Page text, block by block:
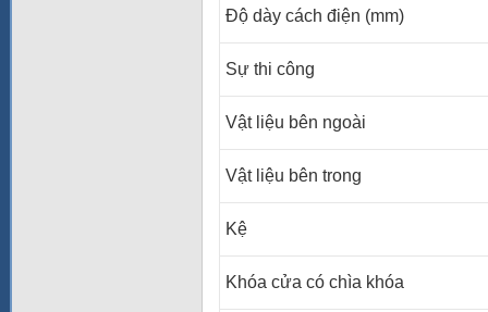
Độ dày cách điện (mm)
Sự thi công
Vật liệu bên ngoài
Vật liệu bên trong
Kệ
Khóa cửa có chìa khóa